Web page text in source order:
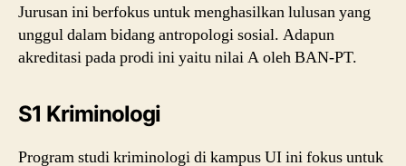
Jurusan ini berfokus untuk menghasilkan lulusan yang
unggul dalam bidang antropologi sosial. Adapun
akreditasi pada prodi ini yaitu nilai A oleh BAN-PT.
S1 Kriminologi
Program studi kriminologi di kampus UI ini fokus untuk